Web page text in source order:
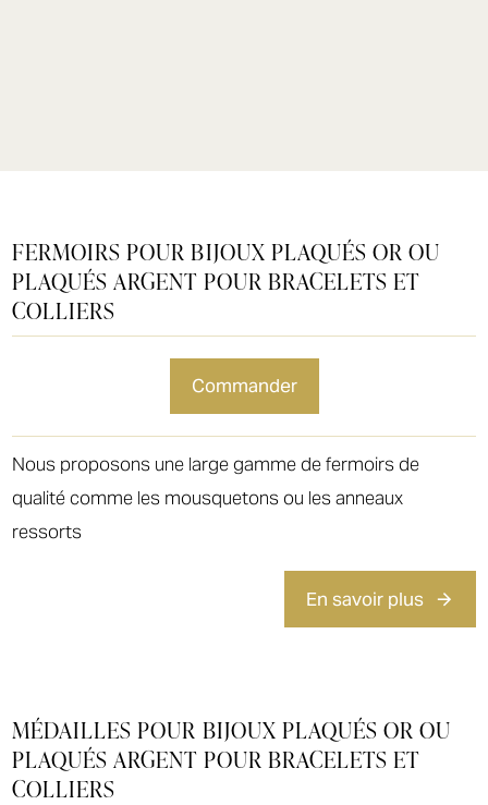
FERMOIRS POUR BIJOUX PLAQUÉS OR OU
PLAQUÉS ARGENT POUR BRACELETS ET
COLLIERS
commander
Nous proposons une large gamme de fermoirs de
qualité comme les mousquetons ou les anneaux
ressorts
En savoir plus
MÉDAILLES POUR BIJOUX PLAQUÉS OR OU
PLAQUÉS ARGENT POUR BRACELETS ET
COLLIERS